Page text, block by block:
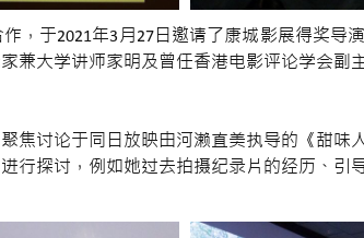
，于2021年3月27日邀请了康城影展得奖导
兼大学讲师家明及曾任香港电影评论学会副
焦讨论于同日放映由河濑直美执导的《甜味
行探讨，例如她过去拍摄纪录片的经历、引